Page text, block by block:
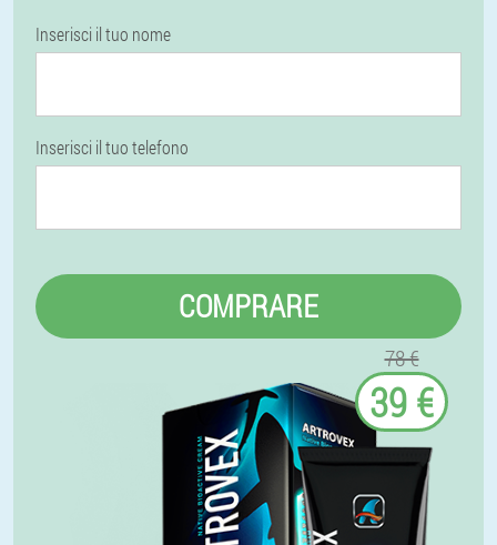
Inserisci il tuo nome
Inserisci il tuo telefono
COMPRARE
78 €
39 €